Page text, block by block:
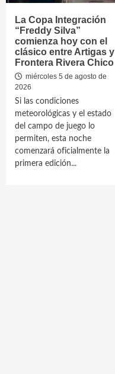
La Copa Integración
“Freddy Silva”
comienza hoy con el
clásico entre Artigas y
Frontera Rivera Chico
miércoles 5 de agosto de
2026
Si las condiciones
meteorológicas y el estado
del campo de juego lo
permiten, esta noche
comenzará oficialmente la
primera edición...